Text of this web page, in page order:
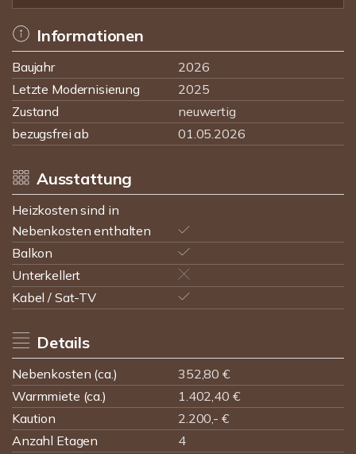
Informationen
Baujahr
2026
Letzte Modernisierung
2025
Zustand
neuwertig
bezugsfrei ab
01.05.2026
Ausstattung
Heizkosten sind in
Nebenkosten enthalten
Balkon
Unterkellert
Kabel / Sat-TV
Details
Nebenkosten (ca.)
352,80 €
Warmmiete (ca.)
1.402,40 €
Kaution
2.200,- €
Anzahl Etagen
4